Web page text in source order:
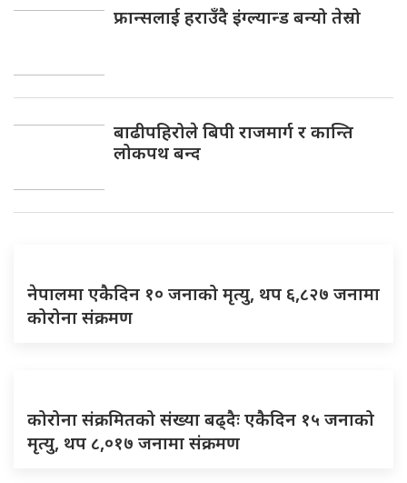
फ्रान्सलाई हराउँदै इंग्ल्यान्ड बन्यो तेस्रो
बाढीपहिरोले बिपी राजमार्ग र कान्ति
लोकपथ बन्द
नेपालमा एकैदिन १० जनाको मृत्यु, थप ६,८२७ जनामा
कोरोना संक्रमण
कोरोना संक्रमितको संख्या बढ्दैः एकैदिन १५ जनाको
मृत्‍यु, थप ८,०१७ जनामा संक्रमण